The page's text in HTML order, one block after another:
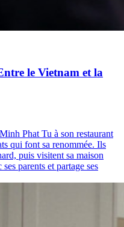
le Vietnam et la
Phat Tu à son restaurant
qui font sa renommée. Ils
puis visitent sa maison
parents et partage ses